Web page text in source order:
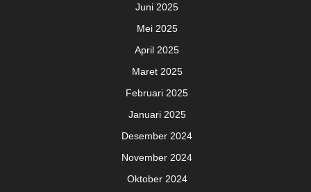
Juni 2025
Mei 2025
April 2025
Maret 2025
Februari 2025
Januari 2025
Desember 2024
November 2024
Oktober 2024